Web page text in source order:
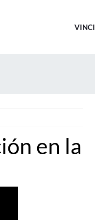
VINCI
en la